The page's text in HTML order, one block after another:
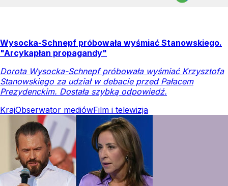
Wysocka-Schnepf próbowała wyśmiać Stanowskiego.
"Arcykapłan propagandy"
Dorota Wysocka-Schnepf próbowała wyśmiać Krzysztofa
Stanowskiego za udział w debacie przed Pałacem
Prezydenckim. Dostała szybką odpowiedź.
KrajObserwator mediówFilm i telewizja